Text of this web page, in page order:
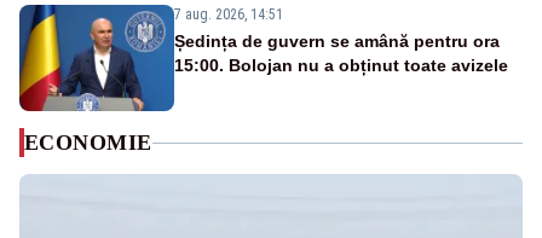
7 aug. 2026, 14:51
Ședința de guvern se amână pentru ora
15:00. Bolojan nu a obținut toate avizele
ECONOMIE